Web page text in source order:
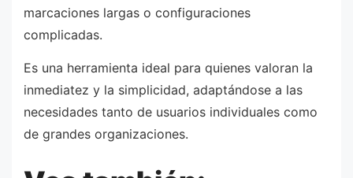
marcaciones largas o configuraciones
complicadas.
Es una herramienta ideal para quienes valoran la
inmediatez y la simplicidad, adaptándose a las
necesidades tanto de usuarios individuales como
de grandes organizaciones.